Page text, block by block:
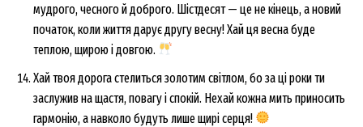
мудрого, чесного й доброго. Шістдесят — це не кінець, а новий
початок, коли життя дарує другу весну! Хай ця весна буде
теплою, щирою і довгою.
Хай твоя дорога стелиться золотим світлом, бо за ці роки ти
заслужив на щастя, повагу і спокій. Нехай кожна мить приносить
гармонію, а навколо будуть лише щирі серця!